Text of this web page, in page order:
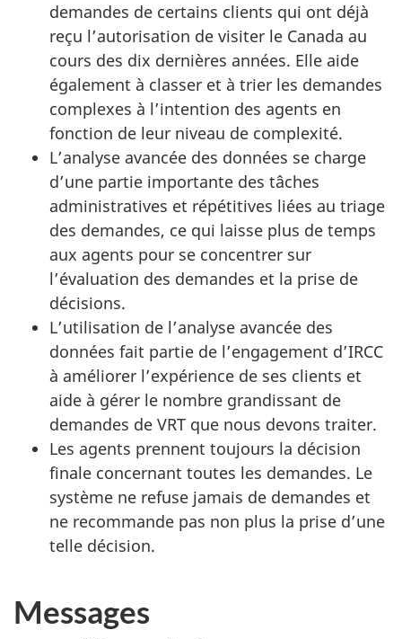
demandes de certains clients qui ont déjà
reçu l’autorisation de visiter le Canada au
cours des dix dernières années. Elle aide
également à classer et à trier les demandes
complexes à l’intention des agents en
fonction de leur niveau de complexité.
L’analyse avancée des données se charge
d’une partie importante des tâches
administratives et répétitives liées au triage
des demandes, ce qui laisse plus de temps
aux agents pour se concentrer sur
l’évaluation des demandes et la prise de
décisions.
L’utilisation de l’analyse avancée des
données fait partie de l’engagement d’IRCC
à améliorer l’expérience de ses clients et
aide à gérer le nombre grandissant de
demandes de VRT que nous devons traiter.
Les agents prennent toujours la décision
finale concernant toutes les demandes. Le
système ne refuse jamais de demandes et
ne recommande pas non plus la prise d’une
telle décision.
Messages